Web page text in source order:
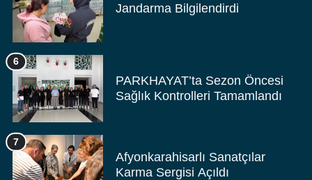
Jandarma Bilgilendirdi
PARKHAYAT’ta Sezon Öncesi
Sağlık Kontrolleri Tamamlandı
6
Afyonkarahisarlı Sanatçılar
Karma Sergisi Açıldı
7